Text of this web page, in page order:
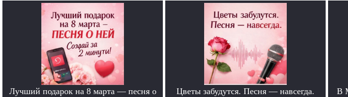
Лучший подарок на 8 марта — песня о
Цветы забудутся. Песня — навсегда.
В